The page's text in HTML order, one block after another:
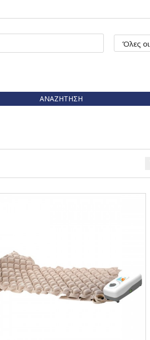
ΑΝΑΖΉΤΗΣΗ